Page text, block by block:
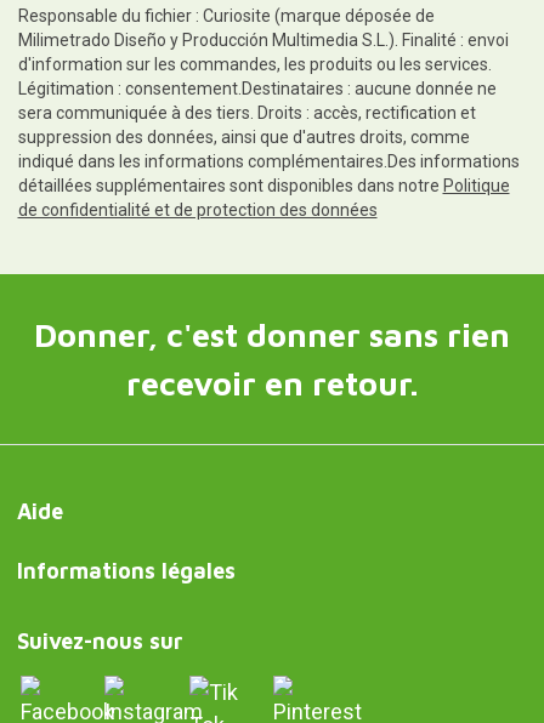
Responsable du fichier : Curiosite (marque déposée de
Milimetrado Diseño y Producción Multimedia S.L.). Finalité : envoi
d'information sur les commandes, les produits ou les services.
Légitimation : consentement.Destinataires : aucune donnée ne
sera communiquée à des tiers. Droits : accès, rectification et
suppression des données, ainsi que d'autres droits, comme
indiqué dans les informations complémentaires.Des informations
détaillées supplémentaires sont disponibles dans notre Politique
de confidentialité et de protection des données
Donner, c'est donner sans rien
recevoir en retour.
Aide
Informations légales
Suivez-nous sur